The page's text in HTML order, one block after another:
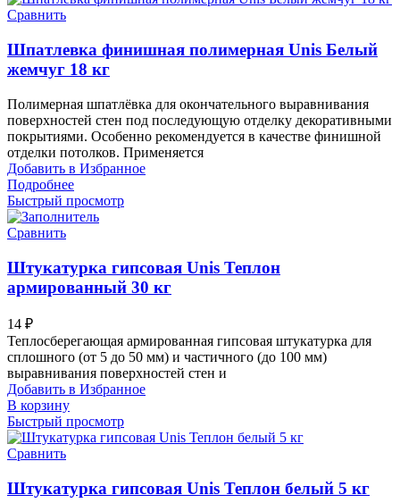
Сравнить
Шпатлевка финишная полимерная Unis Белый
жемчуг 18 кг
Полимерная шпатлёвка для окончательного выравнивания
поверхностей стен под последующую отделку декоративными
покрытиями. Особенно рекомендуется в качестве финишной
отделки потолков. Применяется
Добавить в Избранное
Подробнее
Быстрый просмотр
Сравнить
Штукатурка гипсовая Unis Теплон
армированный 30 кг
14 ₽
Теплосберегающая армированная гипсовая штукатурка для
сплошного (от 5 до 50 мм) и частичного (до 100 мм)
выравнивания поверхностей стен и
Добавить в Избранное
В корзину
Быстрый просмотр
Сравнить
Штукатурка гипсовая Unis Теплон белый 5 кг